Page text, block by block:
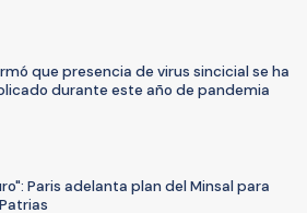
que presencia de virus sincicial se ha
durante este año de pandemia
Paris adelanta plan del Minsal para